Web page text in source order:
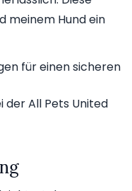
meinem Hund ein
für einen sicheren
All Pets United